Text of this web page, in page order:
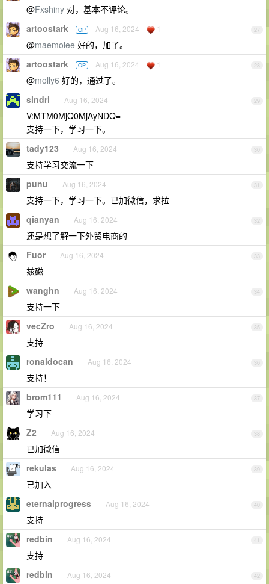
@Fxshiny 对，基本不评论。
27
artoostark OP Aug 16, 2024 1
@maemolee 好的，加了。
28
artoostark OP Aug 16, 2024 1
@molly6 好的，通过了。
29
sindri Aug 16, 2024
V:MTM0MjQ0MjAyNDQ=
支持一下，学习一下。
30
tady123 Aug 16, 2024
支持学习交流一下
31
punu Aug 16, 2024
支持一下，学习一下。已加微信，求拉
32
qianyan Aug 16, 2024
还是想了解一下外贸电商的
33
Fuor Aug 16, 2024
兹磁
34
wanghn Aug 16, 2024
支持一下
35
vecZro Aug 16, 2024
支持
36
ronaldocan Aug 16, 2024
支持！
37
brom111 Aug 16, 2024
学习下
38
Z2 Aug 16, 2024
已加微信
39
rekulas Aug 16, 2024
已加入
40
eternalprogress Aug 16, 2024
支持
41
redbin Aug 16, 2024
支持
42
redbin Aug 16, 2024